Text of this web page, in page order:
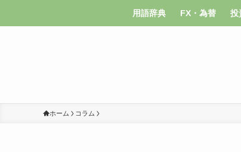
用語辞典 FX・為替 投
ホーム コラム